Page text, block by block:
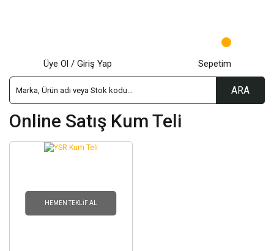
ARA
Üye Ol / Giriş Yap Sepetim
Online Satış Kum Teli
HEMEN TEKLIF AL